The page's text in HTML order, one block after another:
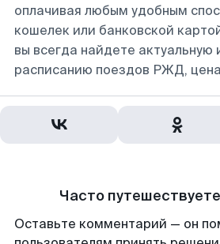
оплачивая любым удобным
кошелек или банковской
вы всегда найдете
расписанию поездов РЖД,
Часто
Оставьте комментарий — он